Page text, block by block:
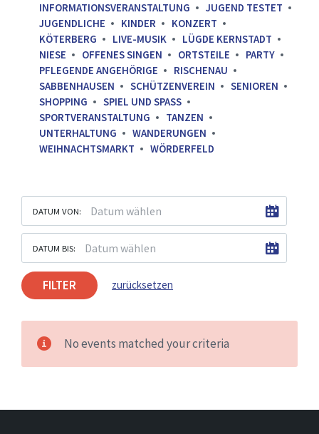
INFORMATIONSVERANSTALTUNG
JUGEND TESTET
JUGENDLICHE
KINDER
KONZERT
KÖTERBERG
LIVE-MUSIK
LÜGDE KERNSTADT
NIESE
OFFENES SINGEN ORTSTEILE
PARTY
PFLEGENDE ANGEHÖRIGE
RISCHENAU
SABBENHAUSEN
SCHÜTZENVEREIN
SENIOREN
SHOPPING
SPIEL UND SPASS
SPORTVERANSTALTUNG
TANZEN
UNTERHALTUNG
WANDERUNGEN
WEIHNACHTSMARKT
WÖRDERFELD
DATUM VON:
DATUM BIS:
FILTER zurücksetzen
No events matched your criteria